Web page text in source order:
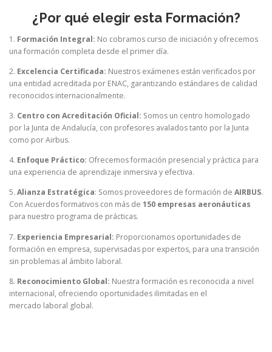
¿Por qué elegir esta Formación?
1. Formación Integral: No cobramos curso de iniciación y ofrecemos
una formación completa desde el primer día.
2. Excelencia Certificada: Nuestros exámenes están verificados por
una entidad acreditada por ENAC, garantizando estándares de calidad
reconocidos internacionalmente.
3. Centro con Acreditación Oficial: Somos un centro homologado
por la Junta de Andalucía, con profesores avalados tanto por la Junta
como por Airbus.
4. Enfoque Práctico: Ofrecemos formación presencial y práctica para
una experiencia de aprendizaje inmersiva y efectiva.
5. Alianza Estratégica: Somos proveedores de formación de AIRBUS.
Con Acuerdos formativos con más de 150 empresas aeronáuticas
para nuestro programa de prácticas.
7. Experiencia Empresarial: Proporcionamos oportunidades de
formación en empresa, supervisadas por expertos, para una transición
sin problemas al ámbito laboral.
8. Reconocimiento Global: Nuestra formación es reconocida a nivel
internacional, ofreciendo oportunidades ilimitadas en el
mercado laboral global.